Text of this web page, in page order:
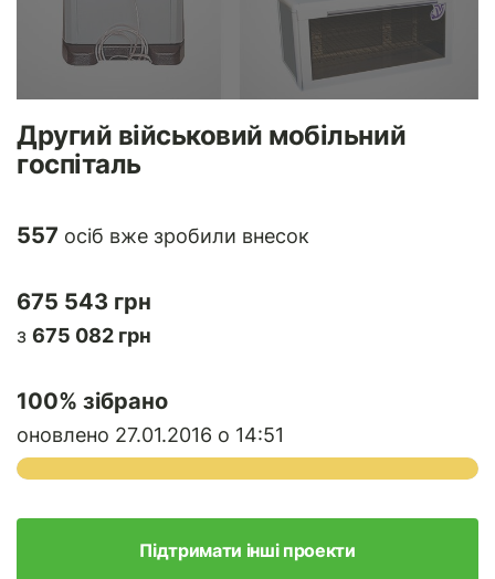
Другий військовий мобільний
госпіталь
557 осіб вже зробили внесок
675 543 грн
з 675 082 грн
100% зібрано
оновлено 27.01.2016 о 14:51
Підтримати інші проекти